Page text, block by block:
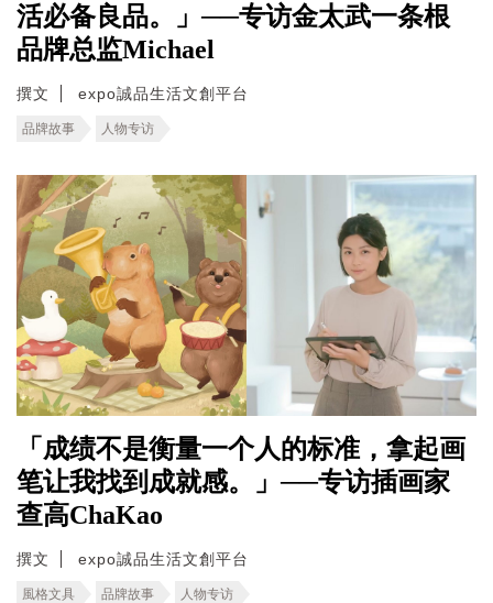
活必备良品。」──专访金太武一条根
品牌总监Michael
撰文 expo誠品生活文創平台
品牌故事 人物专访
「成绩不是衡量一个人的标准，拿起画
笔让我找到成就感。」──专访插画家
查高ChaKao
撰文 expo誠品生活文創平台
風格文具 品牌故事 人物专访